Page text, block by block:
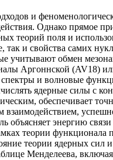
и
Однако прямое
теорий поля и
и свойства самих
учитывают обмен
Аргоннской (AV18)
и волновые
ядерные силы с
обеспечивает
энергию
теории
теории ядерных сил
Менделеева,